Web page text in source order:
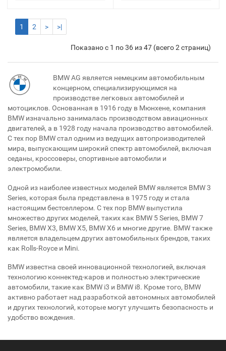
1 2 > >|
Показано с 1 по 36 из 47 (всего 2 страниц)
BMW AG является немецким автомобильным
концерном, специализирующимся на
производстве легковых автомобилей и
мотоциклов. Основанная в 1916 году в Мюнхене, компания
BMW изначально занималась производством авиационных
двигателей, а в 1928 году начала производство автомобилей.
С тех пор BMW стал одним из ведущих автопроизводителей
мира, выпускающим широкий спектр автомобилей, включая
седаны, кроссоверы, спортивные автомобили и
электромобили.
Одной из наиболее известных моделей BMW является BMW 3
Series, которая была представлена в 1975 году и стала
настоящим бестселлером. С тех пор BMW выпустила
множество других моделей, таких как BMW 5 Series, BMW 7
Series, BMW X3, BMW X5, BMW X6 и многие другие. BMW также
является владельцем других автомобильных брендов, таких
как Rolls-Royce и Mini.
BMW известна своей инновационной технологией, включая
технологию коннектед-каров и полностью электрические
автомобили, такие как BMW i3 и BMW i8. Кроме того, BMW
активно работает над разработкой автономных автомобилей
и других технологий, которые могут улучшить безопасность и
удобство вождения.